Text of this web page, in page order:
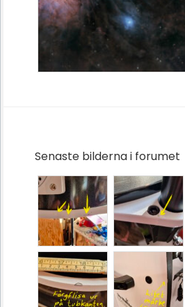
Senaste bilderna i forumet